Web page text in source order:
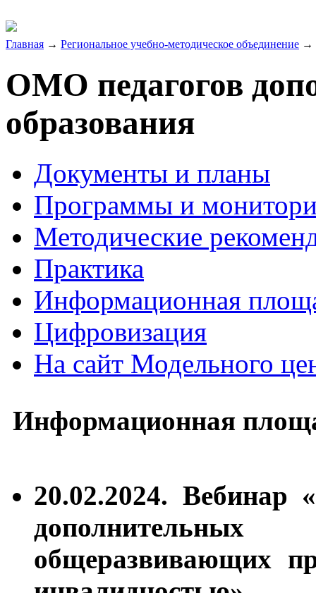
Главная → Региональное учебно-методическое объединение →
ОМО педагогов
образования
Документы и планы
Программы и
Методические
Практика
Информационная
Цифровизация
На сайт Модельного
Информационная
20.02.2024. Вебинар
общеразвивающих